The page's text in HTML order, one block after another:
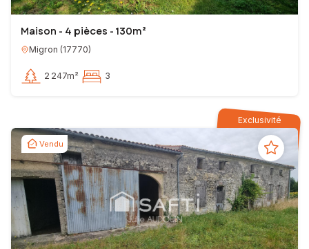
Maison - 4 pièces - 130m²
Migron (17770)
2 247m² 3
Exclusivité
Vendu